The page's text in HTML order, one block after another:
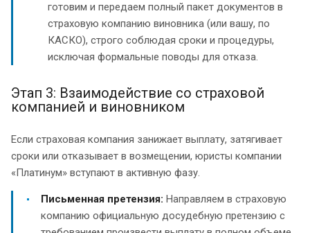
готовим и передаем полный пакет документов в
страховую компанию виновника (или вашу, по
КАСКО), строго соблюдая сроки и процедуры,
исключая формальные поводы для отказа.
Этап 3: Взаимодействие со страховой
компанией и виновником
Если страховая компания занижает выплату, затягивает
сроки или отказывает в возмещении, юристы компании
«Платинум» вступают в активную фазу.
Письменная претензия: Направляем в страховую
компанию официальную досудебную претензию с